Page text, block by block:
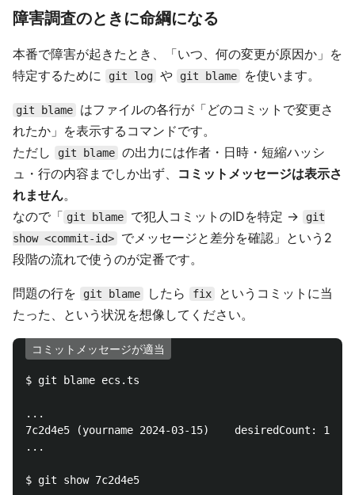
障害調査のときに命綱になる
本番で障害が起きたとき、「いつ、何の変更が原因か」を
特定するために
git log や git blame を使います。
git blame
はファイルの各行が「どのコミットで変更さ
れたか」を表示するコマンドです。
ただし
git blame の出力には作者・日時・短縮ハッシ
ュ・行の内容までしか出ず、 コミットメッセージは表示さ
れません。
なので「 git blame で犯人コミットのIDを特定 →
git
show <commit-id>
でメッセージと差分を確認」という2
段階の流れで使うのが定番です。
問題の行を git blame したら fix
というコミットに当
たった、という状況を想像してください。
コミットメッセージが適当
$ git blame ecs.ts
...
7c2d4e5 (yourname 2024-03-15)    desiredCount: 1,
...
$ git show 7c2d4e5